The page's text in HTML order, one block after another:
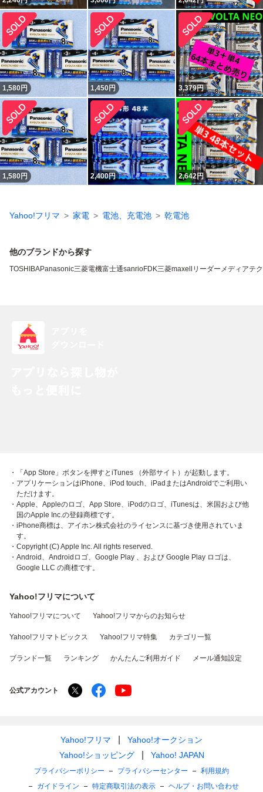
1,580円 1,450円 3,379円
1,580円 2,400円 2,642円
Yahoo!フリマ 家電 電池、充電池 乾電池
他のブランドから探す
TOSHIBAPanasonic三菱電機富士通sanrioFDK三菱maxell リーダーメディアテ
・「App Store」ボタンを押すとiTunes （外部サイト）が起動します。
・アプリケーションはiPhone、iPod touch、iPadまたはAndroidでご利用い
ただけます。
・Apple、Appleのロゴ、App Store、iPodのロゴ、iTunesは、米国および他
国のApple Inc.の登録商標です。
・iPhone商標は、アイホン株式会社のライセンスに基づき使用されていま
す。
・Copyright (C) Apple Inc. All rights reserved.
・Android、Androidロゴ、Google Play 、および Google Play ロゴは、
Google LLC の商標です。
Yahoo!フリマについて
Yahoo!フリマについて Yahoo!フリマからのお知らせ
Yahoo!フリマトピックス Yahoo!フリマ特集 カテゴリ一覧
ブランド一覧 ランキング かんたんご利用ガイド メール通知設定
公式アカウント
Yahoo!フリマ
Yahoo!オークション
Yahoo!ショッピング
Yahoo! JAPAN
プライバシーポリシー プライバシーセンター
利用規約
ガイドライン
特定商取引法の表示 ヘルプ・お問い合わせ